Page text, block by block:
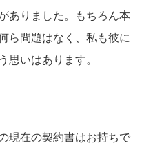
ありました。もちろん本
ら問題はなく、私も彼に
思いはあります。
現在の契約書はお持ちで